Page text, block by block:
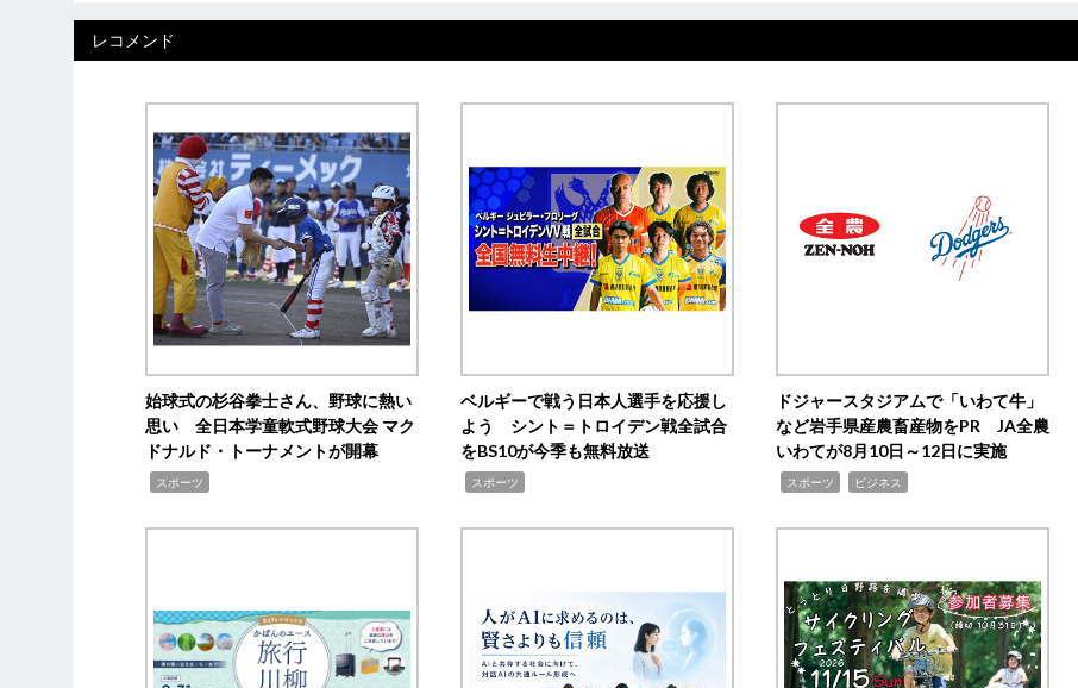
レコメンド
始球式の杉谷拳士さん、野球に熱い
思い 全日本学童軟式野球大会 マク
ドナルド・トーナメントが開幕
スポーツ
ベルギーで戦う日本人選手を応援し
よう シント＝トロイデン戦全試合
をBS10が今季も無料放送
スポーツ
ドジャースタジアムで「いわて牛」
など岩手県産農畜産物をPR JA全農
いわてが8月10日～12日に実施
スポーツ ビジネス